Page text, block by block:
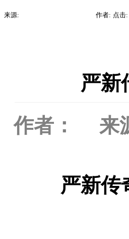
来源: 作者: 点击:
严新
作者： 来
严新传